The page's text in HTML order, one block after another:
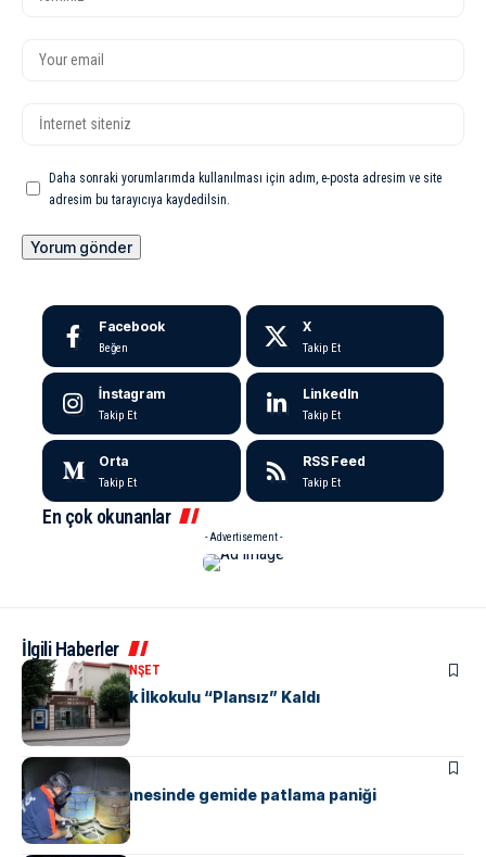
Daha sonraki yorumlarımda kullanılması için adım, e-posta adresim ve site
adresim bu tarayıcıya kaydedilsin.
Facebook
Beğen
X
Takip Et
İnstagram
Takip Et
LinkedIn
Takip Et
Orta
Takip Et
RSS Feed
Takip Et
En çok okunanlar
- Advertisement -
İlgili Haberler
KENT GÜNDEMIMANŞET
Yalova Atatürk İlkokulu “Plansız” Kaldı
ALTINOVA
Altınova tersanesinde gemide patlama paniği